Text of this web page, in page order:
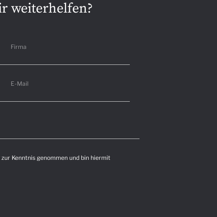
weiterhelfen?
Firma
E-Mail
zur Kenntnis genommen und bin hiermit